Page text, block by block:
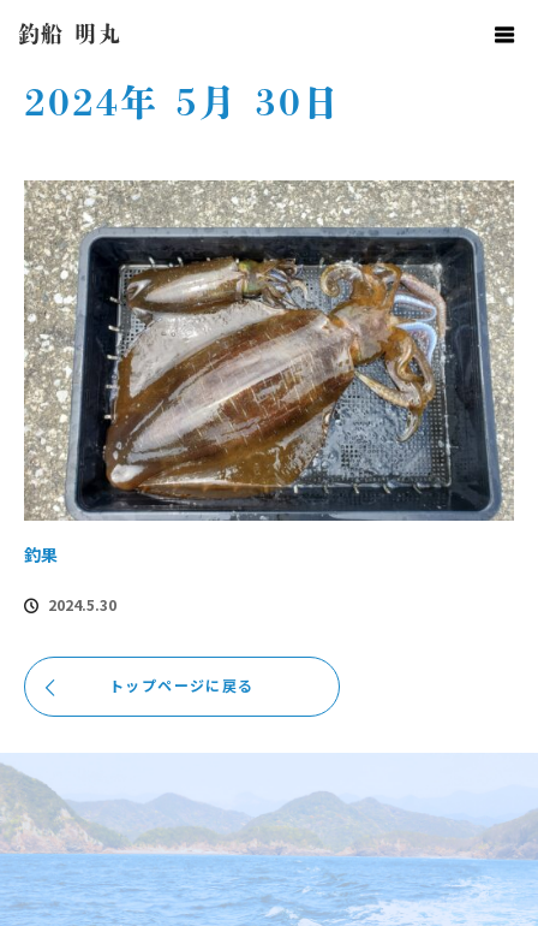
釣船 明丸2024年 5月 30日
2024年 5月 30日
釣果
2024.5.30
トップページに戻る